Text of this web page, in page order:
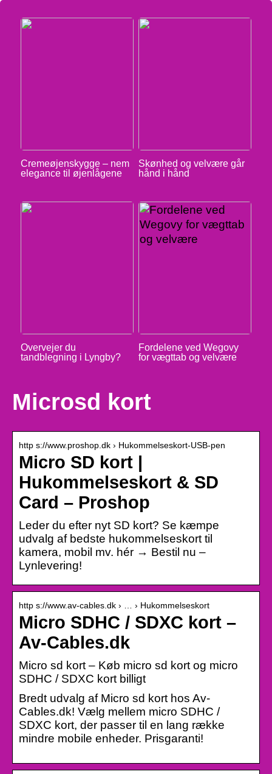
Cremeøjenskygge – nem
elegance til øjenlågene
Skønhed og velvære går
hånd i hånd
Overvejer du
tandblegning i Lyngby?
Fordelene ved Wegovy
for vægttab og velvære
Microsd kort
http s://www.proshop.dk › Hukommelseskort-USB-pen
Micro SD kort |
Hukommelseskort & SD
Card – Proshop
Leder du efter nyt SD kort? Se kæmpe
udvalg af bedste hukommelseskort til
kamera, mobil mv. hér → Bestil nu –
Lynlevering!
http s://www.av-cables.dk › … › Hukommelseskort
Micro SDHC / SDXC kort –
Av-Cables.dk
Micro sd kort – Køb micro sd kort og micro
SDHC / SDXC kort billigt
Bredt udvalg af Micro sd kort hos Av-
Cables.dk! Vælg mellem micro SDHC /
SDXC kort, der passer til en lang række
mindre mobile enheder. Prisgaranti!